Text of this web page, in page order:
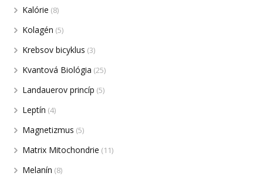
Kalórie (8)
Kolagén (5)
Krebsov bicyklus (3)
Kvantová Biológia (25)
Landauerov princíp (5)
Leptín (4)
Magnetizmus (5)
Matrix Mitochondrie (11)
Melanín (8)